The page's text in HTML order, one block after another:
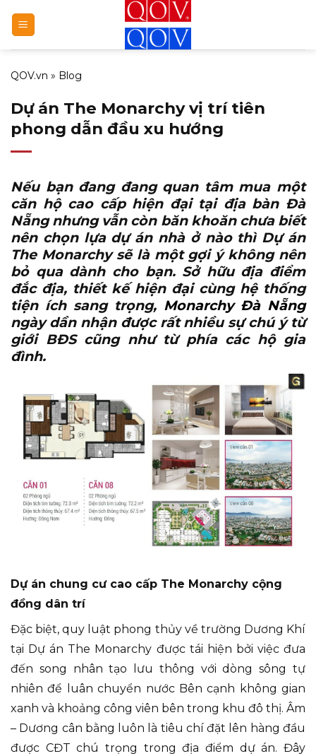
qua
nội
dung
QOV.vn » Blog
Dự án The Monarchy vị trí tiên
phong dẫn đầu xu hướng
Nếu bạn đang đang quan tâm mua một
căn hộ cao cấp hiện đại tại địa bàn Đà
Nẵng nhưng vẫn còn băn khoăn chưa biết
nên chọn lựa dự án nhà ở nào thì Dự án
The Monarchy sẽ là một gợi ý không nên
bỏ qua dành cho bạn. Sở hữu địa điểm
đắc địa, thiết kế hiện đại cùng hệ thống
tiện ích sang trọng, Monarchy Đà Nẵng
ngày dần nhận được rất nhiều sự chú ý từ
giới BĐS cũng như từ phía các hộ gia
đình.
Dự án chung cư cao cấp The Monarchy cộng
đồng dân trí
Đặc biệt, quy luật phong thủy về trường Dương Khí
tại Dự án The Monarchy được tái hiện bởi việc đưa
đến song nhân tạo lưu thông với dòng sông tự
nhiên để luân chuyển nước Bên cạnh không gian
xanh và khoảng công viên bên trong khu đô thị. Âm
– Dương cân bằng luôn là tiêu chí đặt lên hàng đầu
được CĐT chú trọng trong địa điểm dự án. Đây